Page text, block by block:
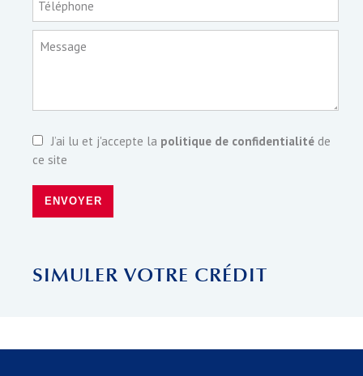
Téléphone
Message
J’ai lu et j'accepte la politique de confidentialité de
ce site
ENVOYER
SIMULER VOTRE CRÉDIT